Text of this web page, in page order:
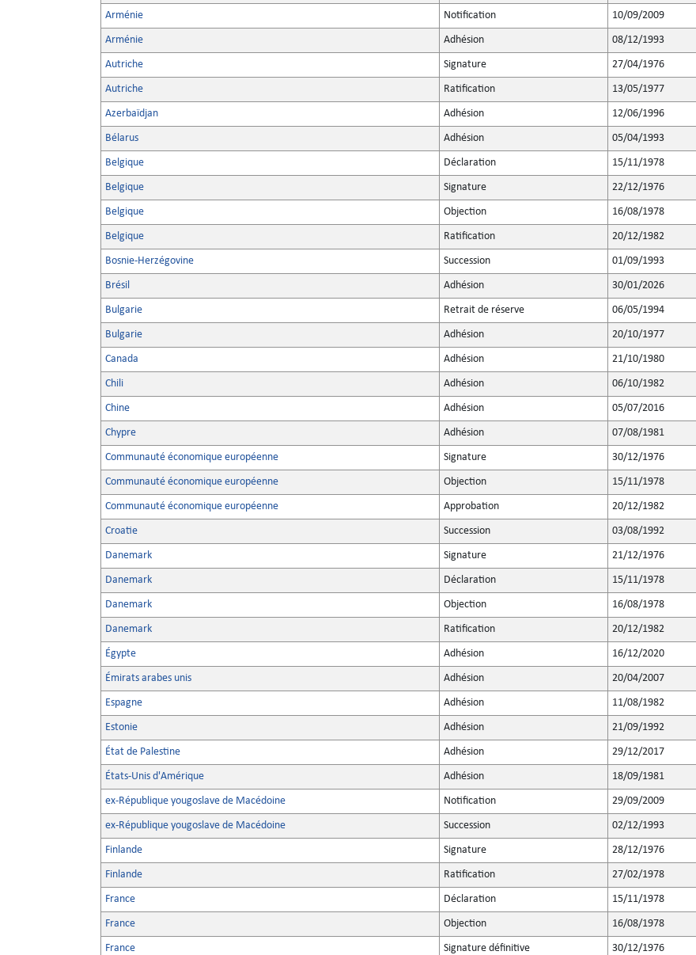
Arménie Notification 10/09/2009
Arménie Adhésion 08/12/1993
Autriche Signature 27/04/1976
Autriche Ratification 13/05/1977
Azerbaïdjan Adhésion 12/06/1996
Bélarus Adhésion 05/04/1993
Belgique Déclaration 15/11/1978
Belgique Signature 22/12/1976
Belgique Objection 16/08/1978
Belgique Ratification 20/12/1982
Bosnie-Herzégovine Succession 01/09/1993
Brésil Adhésion 30/01/2026
Bulgarie Retrait de réserve 06/05/1994
Bulgarie Adhésion 20/10/1977
Canada Adhésion 21/10/1980
Chili Adhésion 06/10/1982
Chine Adhésion 05/07/2016
Chypre Adhésion 07/08/1981
Communauté économique européenne Signature 30/12/1976
Communauté économique européenne Objection 15/11/1978
Communauté économique européenne Approbation 20/12/1982
Croatie Succession 03/08/1992
Danemark Signature 21/12/1976
Danemark Déclaration 15/11/1978
Danemark Objection 16/08/1978
Danemark Ratification 20/12/1982
Égypte Adhésion 16/12/2020
Émirats arabes unis Adhésion 20/04/2007
Espagne Adhésion 11/08/1982
Estonie Adhésion 21/09/1992
État de Palestine Adhésion 29/12/2017
États-Unis d'Amérique Adhésion 18/09/1981
ex-République yougoslave de Macédoine Notification 29/09/2009
ex-République yougoslave de Macédoine Succession 02/12/1993
Finlande Signature 28/12/1976
Finlande Ratification 27/02/1978
France Déclaration 15/11/1978
France Objection 16/08/1978
France Signature définitive 30/12/1976